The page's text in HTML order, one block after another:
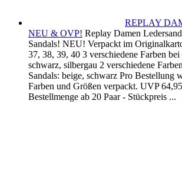
REPLAY
NEU & OVP! Replay Damen
Sandals! NEU! Verpackt im
37, 38, 39, 40 3 verschiedene Farben
schwarz, silbergau 2 verschiedene
Sandals: beige, schwarz Pro Bestellung
Farben und Größen verpackt. UVP
Bestellmenge ab 20 Paar - Stückpreis ...